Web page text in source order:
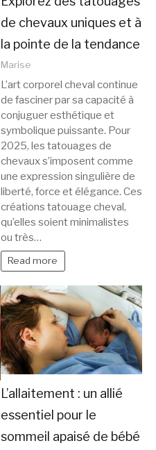
de chevaux uniques et à
la pointe de la tendance
Marise
L’art corporel cheval continue
de fasciner par sa capacité à
conjuguer esthétique et
symbolique puissante. Pour
2025, les tatouages de
chevaux s’imposent comme
une expression singulière de
liberté, force et élégance. Ces
créations tatouage cheval,
qu’elles soient minimalistes
ou très…
Read more
L’allaitement : un allié
essentiel pour le
sommeil apaisé de bébé